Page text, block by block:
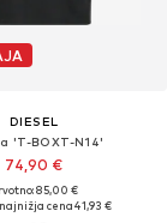
DIESEL
'T-BOXT-N14'
74,90 €
85,00 €
cena41,93 €